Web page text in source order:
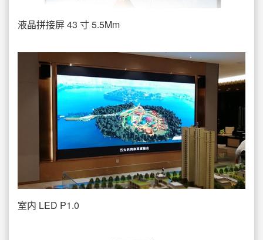
液晶拼接屏 43 寸 5.5Mm
室内 LED P1.0